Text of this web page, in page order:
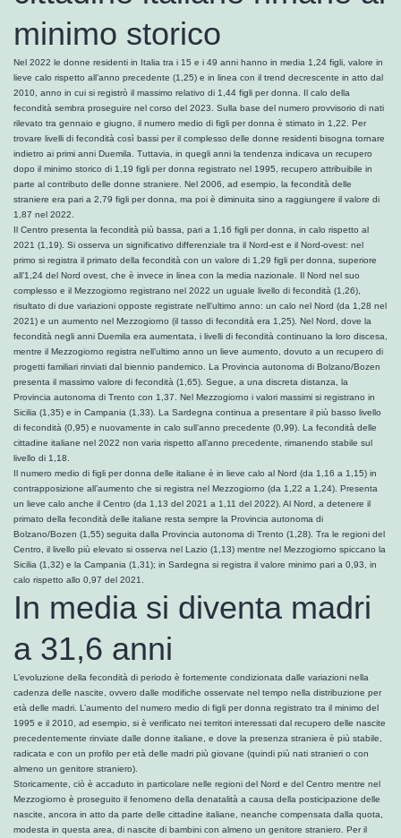
minimo storico
Nel 2022 le donne residenti in Italia tra i 15 e i 49 anni hanno in media 1,24 figli, valore in
lieve calo rispetto all’anno precedente (1,25) e in linea con il trend decrescente in atto dal
2010, anno in cui si registrò il massimo relativo di 1,44 figli per donna. Il calo della
fecondità sembra proseguire nel corso del 2023. Sulla base del numero provvisorio di nati
rilevato tra gennaio e giugno, il numero medio di figli per donna è stimato in 1,22. Per
trovare livelli di fecondità così bassi per il complesso delle donne residenti bisogna tornare
indietro ai primi anni Duemila. Tuttavia, in quegli anni la tendenza indicava un recupero
dopo il minimo storico di 1,19 figli per donna registrato nel 1995, recupero attribuibile in
parte al contributo delle donne straniere. Nel 2006, ad esempio, la fecondità delle
straniere era pari a 2,79 figli per donna, ma poi è diminuita sino a raggiungere il valore di
1,87 nel 2022.
Il Centro presenta la fecondità più bassa, pari a 1,16 figli per donna, in calo rispetto al
2021 (1,19). Si osserva un significativo differenziale tra il Nord-est e il Nord-ovest: nel
primo si registra il primato della fecondità con un valore di 1,29 figli per donna, superiore
all’1,24 del Nord ovest, che è invece in linea con la media nazionale. Il Nord nel suo
complesso e il Mezzogiorno registrano nel 2022 un uguale livello di fecondità (1,26),
risultato di due variazioni opposte registrate nell’ultimo anno: un calo nel Nord (da 1,28 nel
2021) e un aumento nel Mezzogiorno (il tasso di fecondità era 1,25). Nel Nord, dove la
fecondità negli anni Duemila era aumentata, i livelli di fecondità continuano la loro discesa,
mentre il Mezzogiorno registra nell’ultimo anno un lieve aumento, dovuto a un recupero di
progetti familiari rinviati dal biennio pandemico. La Provincia autonoma di Bolzano/Bozen
presenta il massimo valore di fecondità (1,65). Segue, a una discreta distanza, la
Provincia autonoma di Trento con 1,37. Nel Mezzogiorno i valori massimi si registrano in
Sicilia (1,35) e in Campania (1,33). La Sardegna continua a presentare il più basso livello
di fecondità (0,95) e nuovamente in calo sull’anno precedente (0,99). La fecondità delle
cittadine italiane nel 2022 non varia rispetto all’anno precedente, rimanendo stabile sul
livello di 1,18.
Il numero medio di figli per donna delle italiane è in lieve calo al Nord (da 1,16 a 1,15) in
contrapposizione all’aumento che si registra nel Mezzogiorno (da 1,22 a 1,24). Presenta
un lieve calo anche il Centro (da 1,13 del 2021 a 1,11 del 2022). Al Nord, a detenere il
primato della fecondità delle italiane resta sempre la Provincia autonoma di
Bolzano/Bozen (1,55) seguita dalla Provincia autonoma di Trento (1,28). Tra le regioni del
Centro, il livello più elevato si osserva nel Lazio (1,13) mentre nel Mezzogiorno spiccano la
Sicilia (1,32) e la Campania (1,31); in Sardegna si registra il valore minimo pari a 0,93, in
calo rispetto allo 0,97 del 2021.
In media si diventa madri
a 31,6 anni
L’evoluzione della fecondità di periodo è fortemente condizionata dalle variazioni nella
cadenza delle nascite, ovvero dalle modifiche osservate nel tempo nella distribuzione per
età delle madri. L’aumento del numero medio di figli per donna registrato tra il minimo del
1995 e il 2010, ad esempio, si è verificato nei territori interessati dal recupero delle nascite
precedentemente rinviate dalle donne italiane, e dove la presenza straniera è più stabile,
radicata e con un profilo per età delle madri più giovane (quindi più nati stranieri o con
almeno un genitore straniero).
Storicamente, ciò è accaduto in particolare nelle regioni del Nord e del Centro mentre nel
Mezzogiorno è proseguito il fenomeno della denatalità a causa della posticipazione delle
nascite, ancora in atto da parte delle cittadine italiane, neanche compensata dalla quota,
modesta in questa area, di nascite di bambini con almeno un genitore straniero. Per il